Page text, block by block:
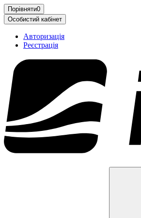
Порівняти0
Особистий кабінет
Авторизація
Реєстрація